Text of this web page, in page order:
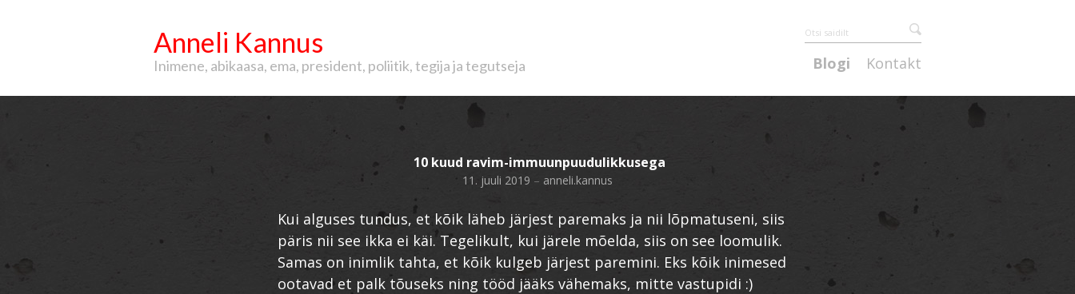
Anneli Kannus
Inimene, abikaasa, ema, president, poliitik, tegija ja tegutseja Blogi Kontakt
10 kuud ravim-immuunpuudulikkusega
11. juuli 2019 – anneli.kannus
Kui alguses tundus, et kõik läheb järjest paremaks ja nii lõpmatuseni, siis
päris nii see ikka ei käi. Tegelikult, kui järele mõelda, siis on see loomulik.
Samas on inimlik tahta, et kõik kulgeb järjest paremini. Eks kõik inimesed
ootavad et palk tõuseks ning tööd jääks vähemaks, mitte vastupidi :)